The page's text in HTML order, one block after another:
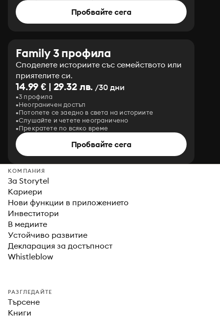
Пробвайте сега
Family 3 профила
Споделете историите със семейството или
приятелите си.
14.99 € | 29.32 лв. /30 дни
3 профила
Неограничен достъп
Потопете се заедно в света на историите
Слушайте и четете неограничено
Прекратете по всяко време
Пробвайте сега
КОМПАНИЯ
За Storytel
Кариери
Нови функции в приложението
Инвеститори
В медиите
Устойчиво развитие
Декларация за достъпност
Whistleblow
РАЗГЛЕДАЙТЕ
Търсене
Книги